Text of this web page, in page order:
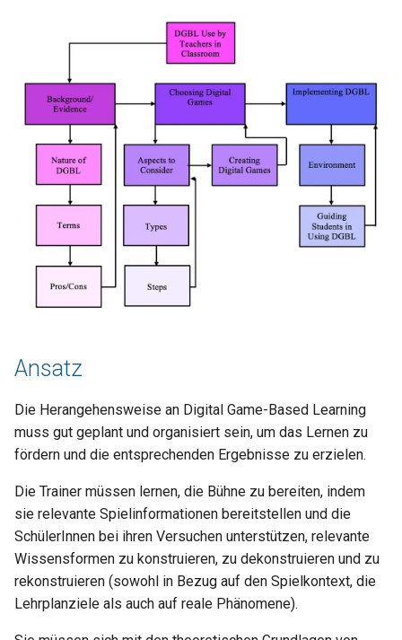
Ansatz
Die Herangehensweise an Digital Game-Based Learning
muss gut geplant und organisiert sein, um das Lernen zu
fördern und die entsprechenden Ergebnisse zu erzielen.
Die Trainer müssen lernen, die Bühne zu bereiten, indem
sie relevante Spielinformationen bereitstellen und die
SchülerInnen bei ihren Versuchen unterstützen, relevante
Wissensformen zu konstruieren, zu dekonstruieren und zu
rekonstruieren (sowohl in Bezug auf den Spielkontext, die
Lehrplanziele als auch auf reale Phänomene).